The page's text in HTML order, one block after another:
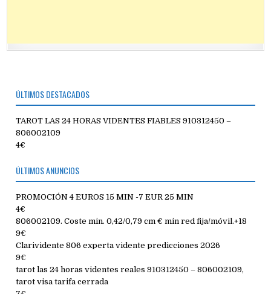
ÚLTIMOS DESTACADOS
TAROT LAS 24 HORAS VIDENTES FIABLES 910312450 –
806002109
4€
ÚLTIMOS ANUNCIOS
PROMOCIÓN 4 EUROS 15 MIN -7 EUR 25 MIN
4€
806002109. Coste min. 0,42/0,79 cm € min red fija/móvil.+18
9€
Clarividente 806 experta vidente predicciones 2026
9€
tarot las 24 horas videntes reales 910312450 – 806002109,
tarot visa tarifa cerrada